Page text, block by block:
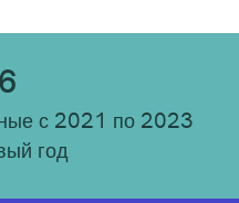
с 2021 по 2023
год